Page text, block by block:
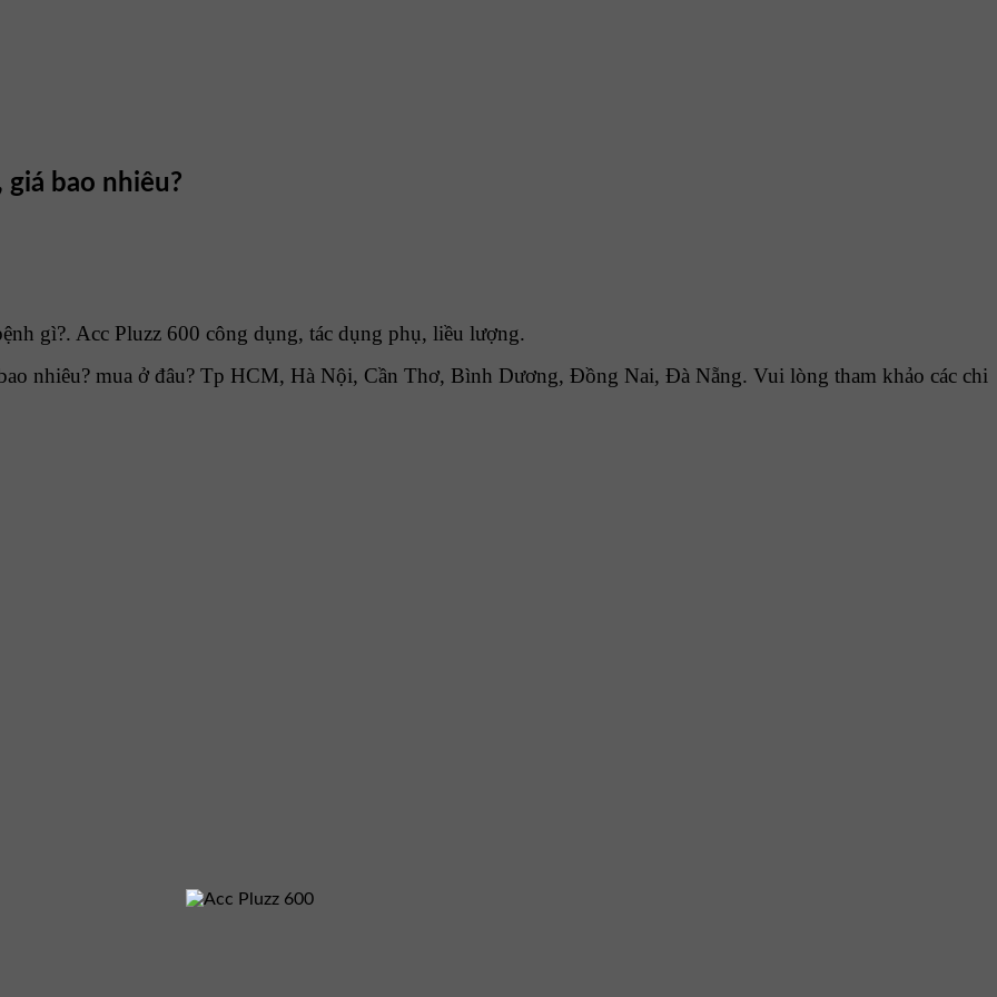
bao nhiêu?
gì?. Acc Pluzz 600 công dụng, tác dụng phụ, liều lượng.
nhiêu? mua ở đâu? Tp HCM, Hà Nội, Cần Thơ, Bình Dương, Đồng Nai, Đà Nẵng. Vui lòng tham khảo các chi